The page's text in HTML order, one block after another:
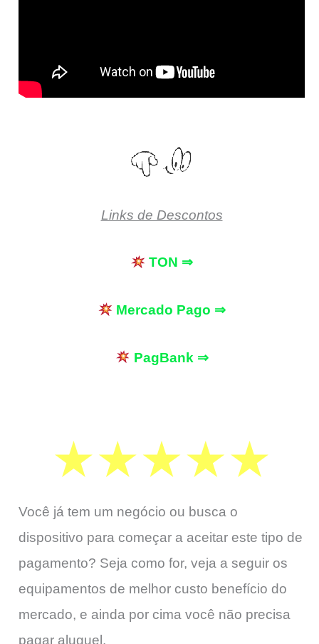
Links de Descontos
TON ⇒
Mercado Pago ⇒
PagBank ⇒
Você já tem um negócio ou busca o
dispositivo para começar a aceitar este tipo de
pagamento? Seja como for, veja a seguir os
equipamentos de melhor custo benefício do
mercado, e ainda por cima você não precisa
pagar aluguel.